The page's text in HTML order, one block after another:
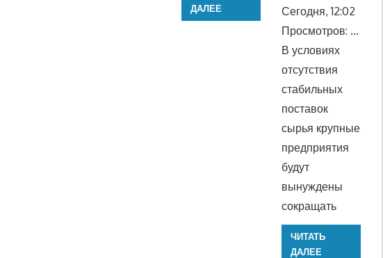
ДАЛЕЕ
Сегодня, 12:02
Просмотров: …
В условиях
отсутствия
стабильных
поставок
сырья крупные
предприятия
будут
вынуждены
сокращать
ЧИТАТЬ
ДАЛЕЕ